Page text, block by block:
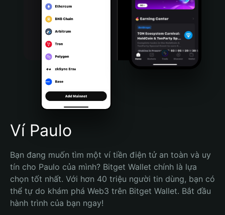
Português (Portugal)
Bahasa Indonesia
Português (Brasil)
Español (Argentina)
Ví Paulo
Bạn đang muốn tìm một ví tiền điện tử an toàn và uy
tín cho Paulo của mình? Bitget Wallet chính là lựa
chọn tốt nhất. Với hơn 40 triệu người tin dùng, bạn có
thể tự do khám phá Web3 trên Bitget Wallet. Bắt đầu
hành trình của bạn ngay!